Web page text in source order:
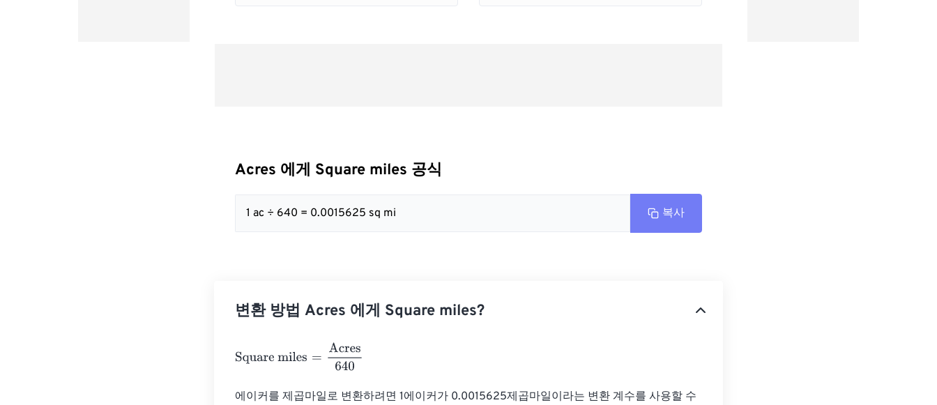
Acres 에게 Square miles 공식
1 ac ÷ 640 = 0.0015625 sq mi 복사
변환 방법 Acres 에게 Square miles?
Square miles Acres640
에이커를 제곱마일로 변환하려면 1에이커가 0.0015625제곱마일이라는 변환 계수를 사용할 수